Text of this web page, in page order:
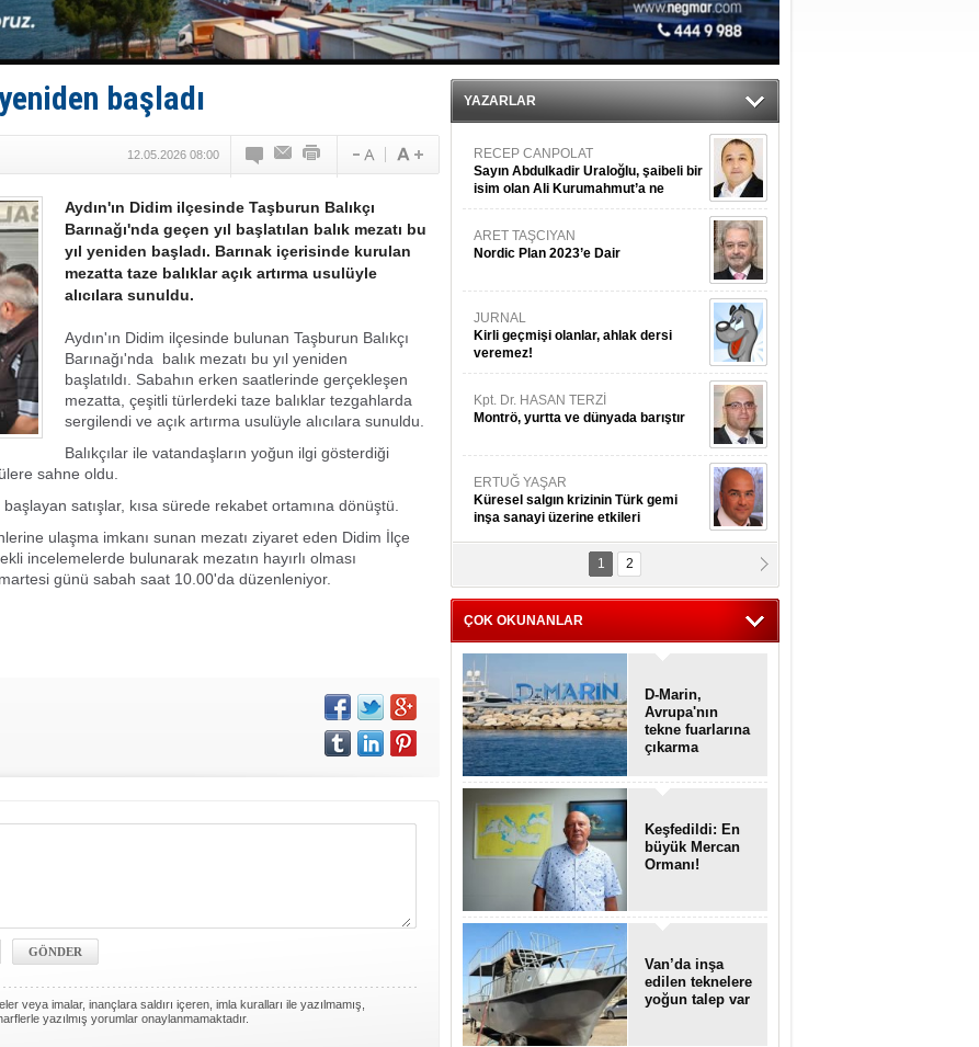
FESCO, Karadeniz'de yeni sevkiyat taleplerini durdurdu
DESE, BIMCO’ya katıldı
GİMBİRDER gemi inşa yan sanayinin sorunlarını tartıştı
İnsansız cankurtaran ihalesini BlueForge kazandı
başladı
12.05.2026 08:00
Aydın'ın Didim ilçesinde Taşburun Balıkçı
Barınağı'nda geçen yıl başlatılan balık mezatı bu
yıl yeniden başladı. Barınak içerisinde kurulan
mezatta taze balıklar açık artırma usulüyle
alıcılara sunuldu.
Aydın'ın Didim ilçesinde bulunan Taşburun Balıkçı
Barınağı'nda balık mezatı bu yıl yeniden
başlatıldı. Sabahın erken saatlerinde gerçekleşen
mezatta, çeşitli türlerdeki taze balıklar tezgahlarda
sergilendi ve açık artırma usulüyle alıcılara sunuldu.
Balıkçılar ile vatandaşların yoğun ilgi gösterdiği
sahne oldu.
satışlar, kısa sürede rekabet ortamına dönüştü.
ulaşma imkanı sunan mezatı ziyaret eden Didim İlçe
incelemelerde bulunarak mezatın hayırlı olması
günü sabah saat 10.00'da düzenleniyor.
veya imalar, inançlara saldırı içeren, imla kuralları ile yazılmamış,
yazılmış yorumlar onaylanmamaktadır.
YAZARLAR
RECEP CANPOLAT
Sayın Abdulkadir Uraloğlu, şaibeli bir
isim olan Ali Kurumahmut’a ne
danışıyorsunuz?
ARET TAŞCIYAN
Nordic Plan 2023’e Dair
JURNAL
Kirli geçmişi olanlar, ahlak dersi
veremez!
Kpt. Dr. HASAN TERZİ
Montrö, yurtta ve dünyada barıştır
ERTUĞ YAŞAR
Küresel salgın krizinin Türk gemi
inşa sanayi üzerine etkileri
Kpt. MESUT AZMİ GÖKSOY
ithafen...
1 2
ÇOK OKUNANLAR
D-Marin,
Avrupa'nın
tekne fuarlarına
çıkarma
Keşfedildi: En
büyük Mercan
Ormanı!
Van’da inşa
edilen teknelere
yoğun talep var